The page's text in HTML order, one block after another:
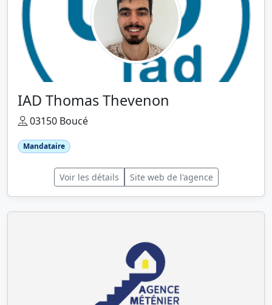
IAD Thomas Thevenon
03150 Boucé
Mandataire
Voir les détails Site web de l'agence